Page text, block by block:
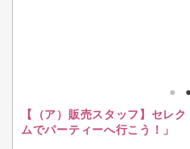
【（ア）販売スタッフ】セレ
ムでパーティーへ行こう！」